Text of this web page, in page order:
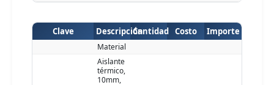
Clave DescripciónCantidad Costo Importe
Material
Aislante
térmico,
10mm,